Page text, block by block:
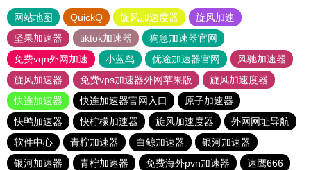
网站地图 QuickQ 旋风加速度器
旋风加速
坚果加速器
tiktok加速器
狗急加速器官网
免费vqn外网加速
小蓝鸟 优途加速器官网
风驰加速器
旋风加速器
免费vps加速器外网苹果版
旋风加速度器
快连加速器
快连加速器官网入口
原子加速器
快鸭加速器
快柠檬加速器 旋风加速度器
外网网址导航
软件中心
青柠加速器 白鲸加速器
银河加速器
银河加速器
青柠加速器 免费海外pvn加速器 速鹰666